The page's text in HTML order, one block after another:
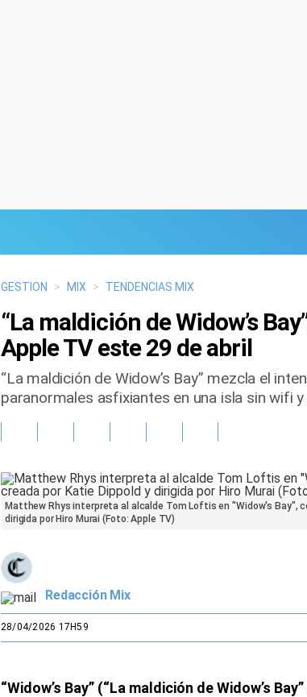
GESTION > MIX > TENDENCIAS MIX
“La maldición de Widow’s
Apple TV este 29 de abril
“La maldición de Widow’s Bay” mezcla el
paranormales asfixiantes en una isla sin wifi
Matthew Rhys interpreta al alcalde Tom Loftis en "Widow's Bay",
dirigida por Hiro Murai (Foto: Apple TV)
Redacción Mix
28/04/2026 17H59
“Widow’s Bay” (“La maldición de Widow’s